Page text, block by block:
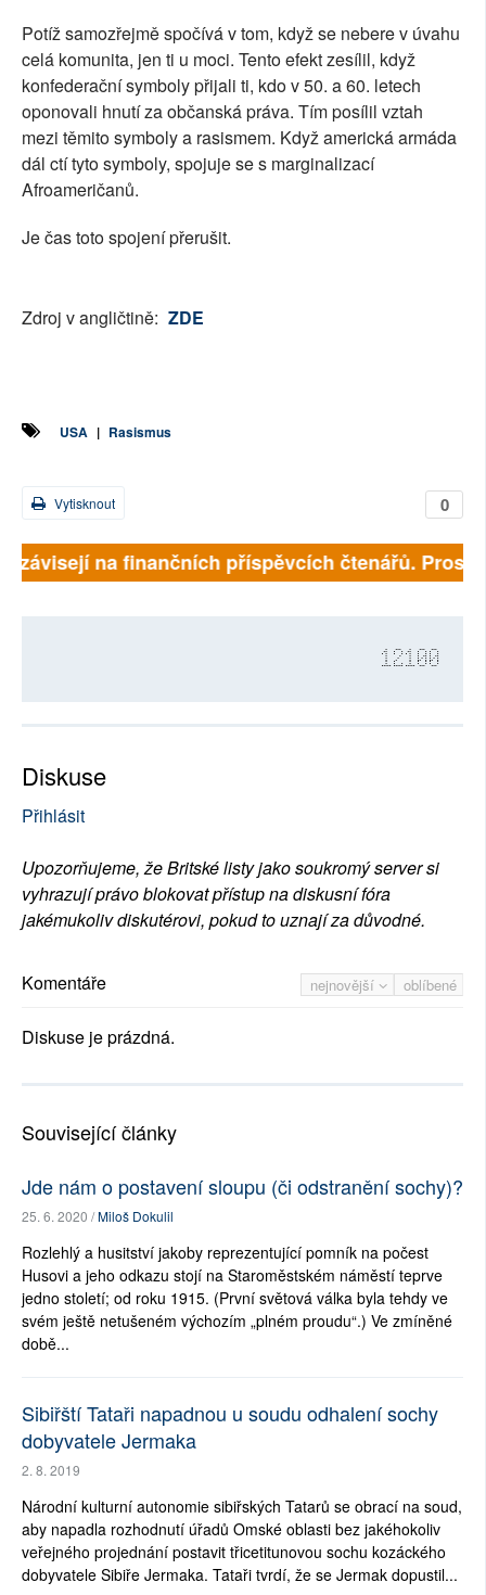
Potíž samozřejmě spočívá v tom, když se nebere v úvahu
celá komunita, jen ti u moci. Tento efekt zesílil, když
konfederační symboly přijali ti, kdo v 50. a 60. letech
oponovali hnutí za občanská práva. Tím posílil vztah
mezi těmito symboly a rasismem. Když americká armáda
dál ctí tyto symboly, spojuje se s marginalizací
Afroameričanů.
Je čas toto spojení přerušit.
Zdroj v angličtině: ZDE
USA | Rasismus
0
Vytisknout
na finančních příspěvcích čtenářů.
12100
Diskuse
Přihlásit
Upozorňujeme, že Britské listy jako soukromý server si
vyhrazují právo blokovat přístup na diskusní fóra
jakémukoliv diskutérovi, pokud to uznají za důvodné.
nejnovější oblíbené
Komentáře
Diskuse je prázdná.
Související články
Jde nám o postavení sloupu (či odstranění sochy)?
25. 6. 2020 /Miloš Dokulil
Rozlehlý a husitství jakoby reprezentující pomník na počest
Husovi a jeho odkazu stojí na Staroměstském náměstí teprve
jedno století; od roku 1915. (První světová válka byla tehdy ve
svém ještě netušeném výchozím „plném proudu“.) Ve zmíněné
době...
Sibiřští Tataři napadnou u soudu odhalení sochy
dobyvatele Jermaka
2. 8. 2019
Národní kulturní autonomie sibiřských Tatarů se obrací na soud,
aby napadla rozhodnutí úřadů Omské oblasti bez jakéhokoliv
veřejného projednání postavit třicetitunovou sochu kozáckého
dobyvatele Sibiře Jermaka. Tataři tvrdí, že se Jermak dopustil...